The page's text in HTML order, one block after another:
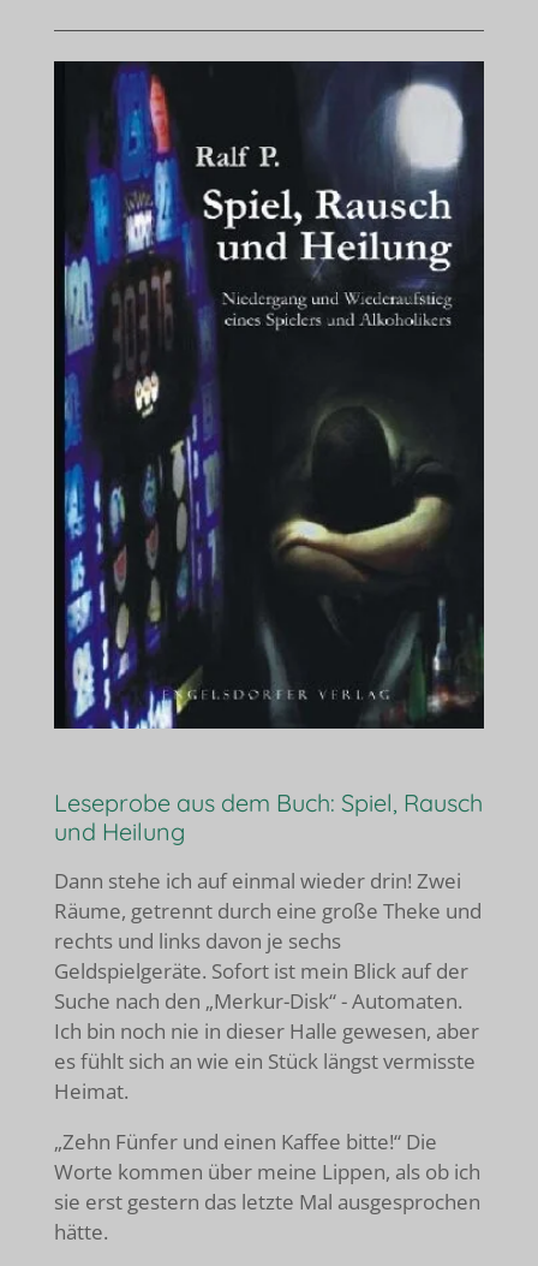
Leseprobe aus dem Buch: Spiel, Rausch
und Heilung
Dann stehe ich auf einmal wieder drin! Zwei
Räume, getrennt durch eine große Theke und
rechts und links davon je sechs
Geldspielgeräte. Sofort ist mein Blick auf der
Suche nach den „Merkur-Disk“ - Automaten.
Ich bin noch nie in dieser Halle gewesen, aber
es fühlt sich an wie ein Stück längst vermisste
Heimat.
„Zehn Fünfer und einen Kaffee bitte!“ Die
Worte kommen über meine Lippen, als ob ich
sie erst gestern das letzte Mal ausgesprochen
hätte.